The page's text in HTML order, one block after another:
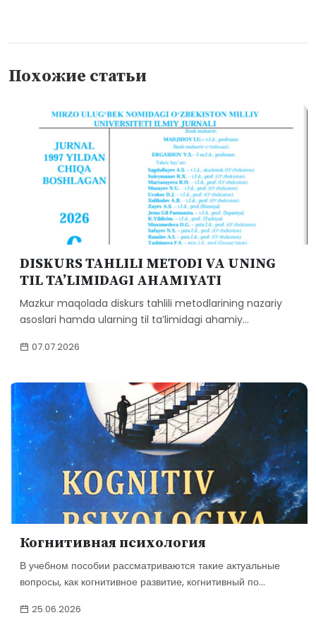
Похожие статьи
DISKURS TAHLILI METODI VA UNING
TIL TA’LIMIDAGI AHAMIYATI
Mazkur maqolada diskurs tahlili metodlarining nazariy
asoslari hamda ularning til ta’limidagi ahamiy...
07.07.2026
Когнитивная психология
В учебном пособии рассматриваются такие актуальные
вопросы, как когнитивное развитие, когнитивный по...
25.06.2026